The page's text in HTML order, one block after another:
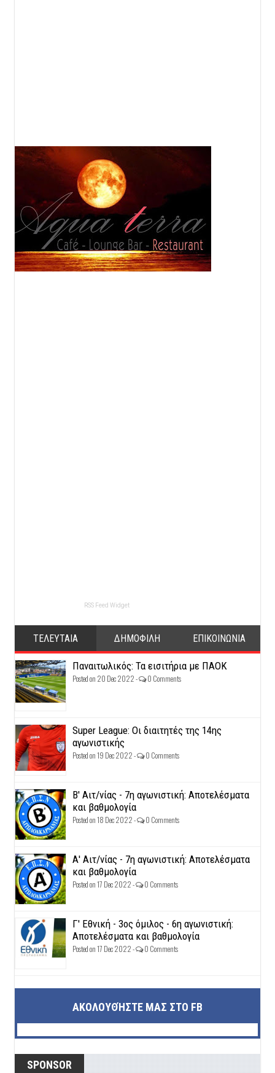
RSS Feed Widget
ΤΕΛΕΥΤΑΙΑ ΔΗΜΟΦΙΛΗ ΕΠΙΚΟΙΝΩΝΙΑ
Παναιτωλικός: Τα εισιτήρια με ΠΑΟΚ
Posted on 20 Dec 2022 - 0 Comments
Super League: Οι διαιτητές της 14ης
αγωνιστικής
Posted on 19 Dec 2022 - 0 Comments
Β' Αιτ/νίας - 7η αγωνιστική: Αποτελέσματα
και βαθμολογία
Posted on 18 Dec 2022 - 0 Comments
Α' Αιτ/νίας - 7η αγωνιστική: Αποτελέσματα
και βαθμολογία
Posted on 17 Dec 2022 - 0 Comments
Γ' Εθνική - 3ος όμιλος - 6η αγωνιστική:
Αποτελέσματα και βαθμολογία
Posted on 17 Dec 2022 - 0 Comments
ΑΚΟΛΟΥΘΉΣΤΕ ΜΑΣ ΣΤΟ FB
SPONSOR